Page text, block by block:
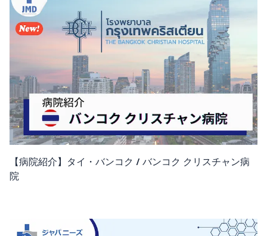
【病院紹介】タイ・バンコク / バンコク クリスチャン病
院